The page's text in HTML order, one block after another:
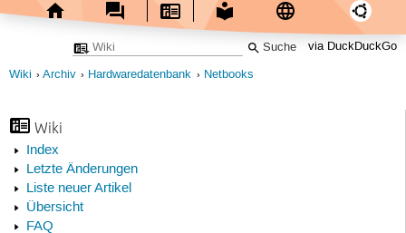
via DuckDuckGo
Wiki Archiv Hardwaredatenbank Netbooks
Wiki
Index
Letzte Änderungen
Liste neuer Artikel
Übersicht
FAQ